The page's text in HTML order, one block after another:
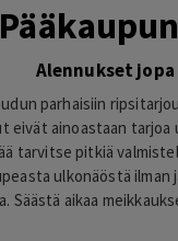
Alennukset
parhaisiin
eivät ainoastaan
tarvitse pitkiä
ulkonäöstä
Säästä aikaa